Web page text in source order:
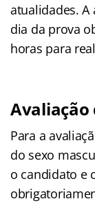
atualidades. A
dia da prova
horas para
Avaliação
Para a
do sexo
o candidato e